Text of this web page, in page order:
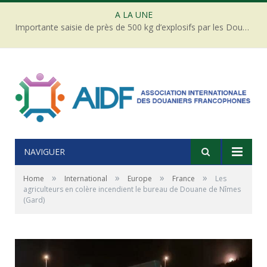
A LA UNE
Importante saisie de près de 500 kg d’explosifs par les Douanes
NAVIGUER
Home » International » Europe » France »
Les
agriculteurs en colère incendient le bureau de Douane de Nîmes
(Gard)